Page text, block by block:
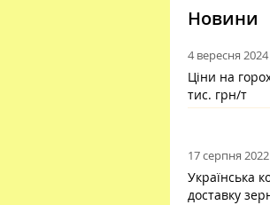
Новини
4 вересня 2024
Ціни на
тис. грн/т
17 серпня 2022
Українська
доставку